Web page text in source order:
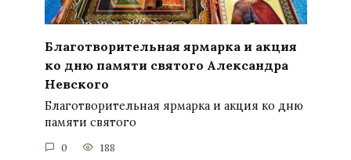
Благотворительная ярмарка и акция
ко дню памяти святого Александра
Невского
Благотворительная ярмарка и акция ко дню
памяти святого
0 188